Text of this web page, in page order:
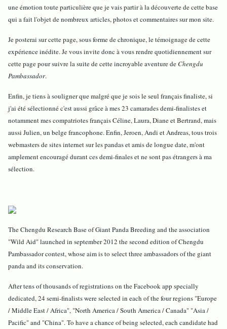
une émotion toute particulière que je vais partir à la découverte de cette base
qui a fait l'objet de nombreux articles, photos et commentaires sur mon site.
Je posterai sur cette page, sous forme de chronique, le témoignage de cette
expérience inédite. Je vous invite donc à vous rendre quotidiennement sur
cette page pour suivre la suite de cette incroyable aventure deChengdu
Pambassador.
Enfin, je tiens à souligner que malgré que je sois le seul français finaliste, si
j'ai été sélectionné c'est aussi grâce à mes 23 camarades demi-finalistes et
notamment mes compatriotes français Céline, Laura, Diane et Bertrand, mais
aussi Julien, un belge francophone. Enfin, Jeroen, Andi et Andreas, tous trois
webmasters de sites internet sur les pandas et amis de longue date, m'ont
amplement encouragé durant ces demi-finales et ne sont pas étrangers à ma
sélection.
The Chengdu Research Base of Giant Panda Breeding and the association
"Wild Aid" launched in september 2012 the second edition of Chengdu
Pambassador contest, whose aim is to select three ambassadors of the giant
panda and its conservation.
After tens of thousands of registrations on the Facebook app specially
dedicated, 24 semi-finalists were selected in each of the four regions "Europe
/ Middle East / Africa", "North America / South America / Canada" "Asia /
Pacific" and "China". To have a chance of being selected, each candidate had